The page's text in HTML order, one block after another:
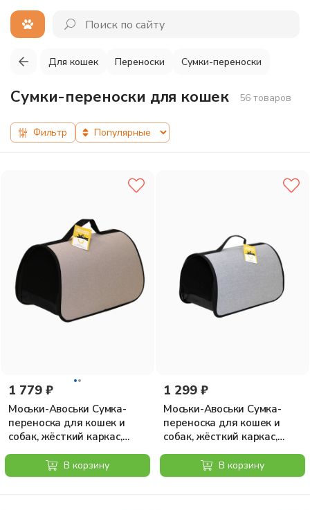
Для кошек Переноски Сумки-переноски
Сумки-переноски для кошек 56 товаров
Фильтр
1 779 ₽
Моськи-Авоськи Сумка-
переноска для кошек и
собак, жёсткий каркас,
раскладная, 51х28,5х29 см,
светло-бежевая
В корзину
1 299 ₽
Моськи-Авоськи Сумка-
переноска для кошек и
собак, жёсткий каркас,
раскладная, 39,5х23,5х24
см, цвет серыйВ корзину